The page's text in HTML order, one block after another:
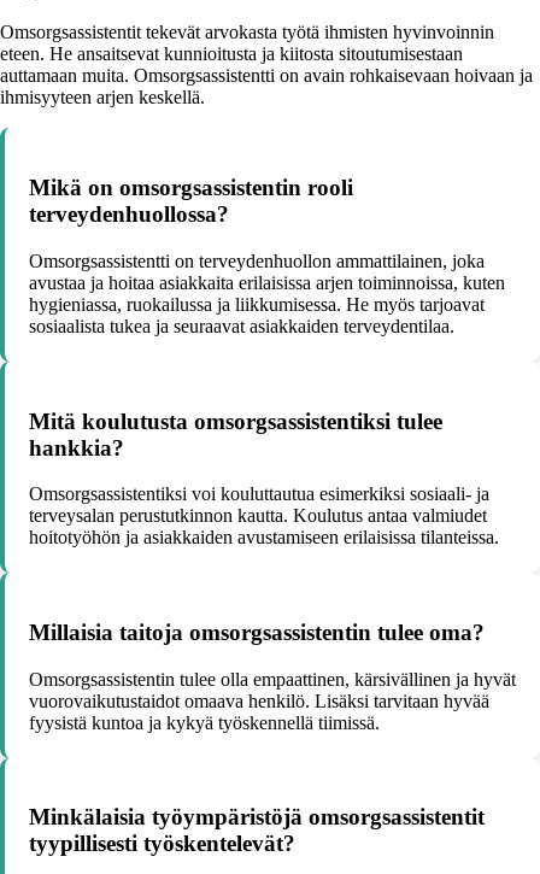
Omsorgsassistentit tekevät arvokasta työtä ihmisten hyvinvoinnin
eteen. He ansaitsevat kunnioitusta ja kiitosta sitoutumisestaan
auttamaan muita. Omsorgsassistentti on avain rohkaisevaan hoivaan ja
ihmisyyteen arjen keskellä.
Mikä on omsorgsassistentin rooli
terveydenhuollossa?
Omsorgsassistentti on terveydenhuollon ammattilainen, joka
avustaa ja hoitaa asiakkaita erilaisissa arjen toiminnoissa, kuten
hygieniassa, ruokailussa ja liikkumisessa. He myös tarjoavat
sosiaalista tukea ja seuraavat asiakkaiden terveydentilaa.
Mitä koulutusta omsorgsassistentiksi tulee
hankkia?
Omsorgsassistentiksi voi kouluttautua esimerkiksi sosiaali- ja
terveysalan perustutkinnon kautta. Koulutus antaa valmiudet
hoitotyöhön ja asiakkaiden avustamiseen erilaisissa tilanteissa.
Millaisia taitoja omsorgsassistentin tulee oma?
Omsorgsassistentin tulee olla empaattinen, kärsivällinen ja hyvät
vuorovaikutustaidot omaava henkilö. Lisäksi tarvitaan hyvää
fyysistä kuntoa ja kykyä työskennellä tiimissä.
Minkälaisia työympäristöjä omsorgsassistentit
tyypillisesti työskentelevät?